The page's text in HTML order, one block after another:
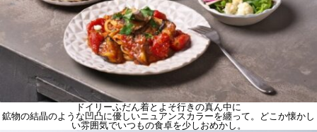
ドイリーふだん着とよそ行きの真ん中に
鉱物の結晶のような凹凸に優しいニュアンスカラーを纏って。どこか懐かし
い雰囲気でいつもの食卓を少しおめかし。